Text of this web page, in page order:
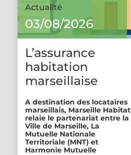
Actualité
03/08/2026
L’assurance
habitation
marseillaise
A destination des locataires
marseillais, Marseille Habitat
relaie le partenariat entre la
Ville de Marseille, La
Mutuelle Nationale
Territoriale (MNT) et
Harmonie Mutuelle